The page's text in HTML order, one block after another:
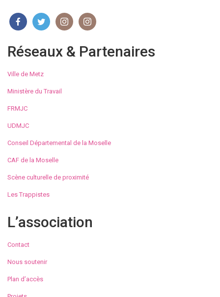
Réseaux & Partenaires
Ville de Metz
Ministère du Travail
FRMJC
UDMJC
Conseil Départemental de la Moselle
CAF de la Moselle
Scène culturelle de proximité
Les Trappistes
L’association
Contact
Nous soutenir
Plan d’accès